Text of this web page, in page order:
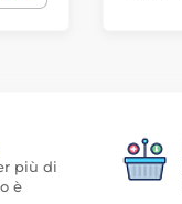
più di
è